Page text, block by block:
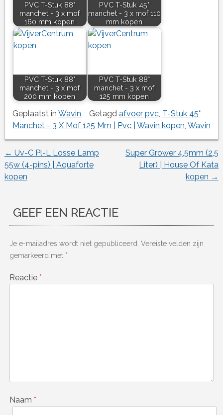
PVC T-Stuk 88°
manchet - 3 x mof
160 mm kopen
PVC T-Stuk 45°
manchet - 3 x mof 110
mm kopen
PVC T-Stuk 88°
manchet - 3 x mof
200 mm kopen
PVC T-Stuk 88°
manchet - 3 x mof
125 mm kopen
Geplaatst in Wavin Getagd afvoer pvc, T-Stuk 45°
Manchet - 3 X Mof 125 Mm | Pvc | Wavin kopen Wavin
Berichtnavigatie
← Uv-C Pl-L Losse Lamp
55w (4-pins) | Aquaforte
kopen
Super Grower 4,5mm (2,5
Liter) | House Of Kata
kopen →
GEEF EEN REACTIE
Je e-mailadres wordt niet gepubliceerd. Vereiste velden zijn
gemarkeerd met *
Reactie *
Naam *